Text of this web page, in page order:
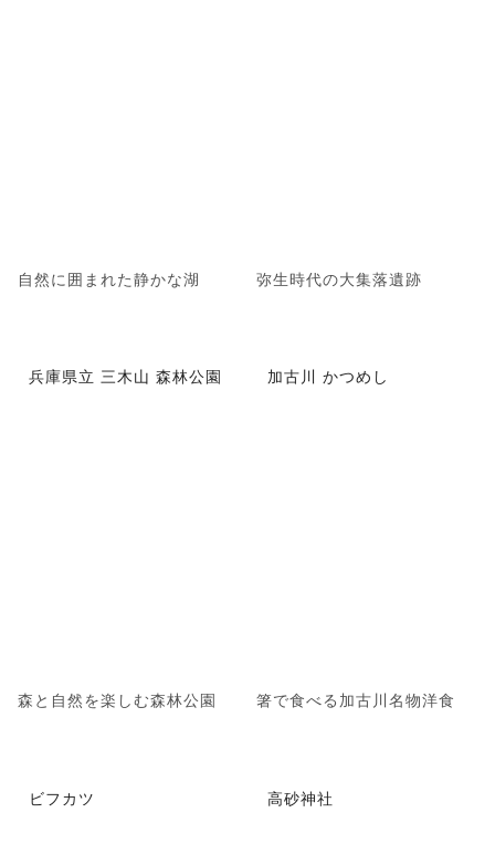
自然に囲まれた静かな湖 弥生時代の大集落遺跡
兵庫県立 三木山 森林公園
森と自然を楽しむ森林公園
加古川 かつめし
箸で食べる加古川名物洋食
ビフカツ 高砂神社